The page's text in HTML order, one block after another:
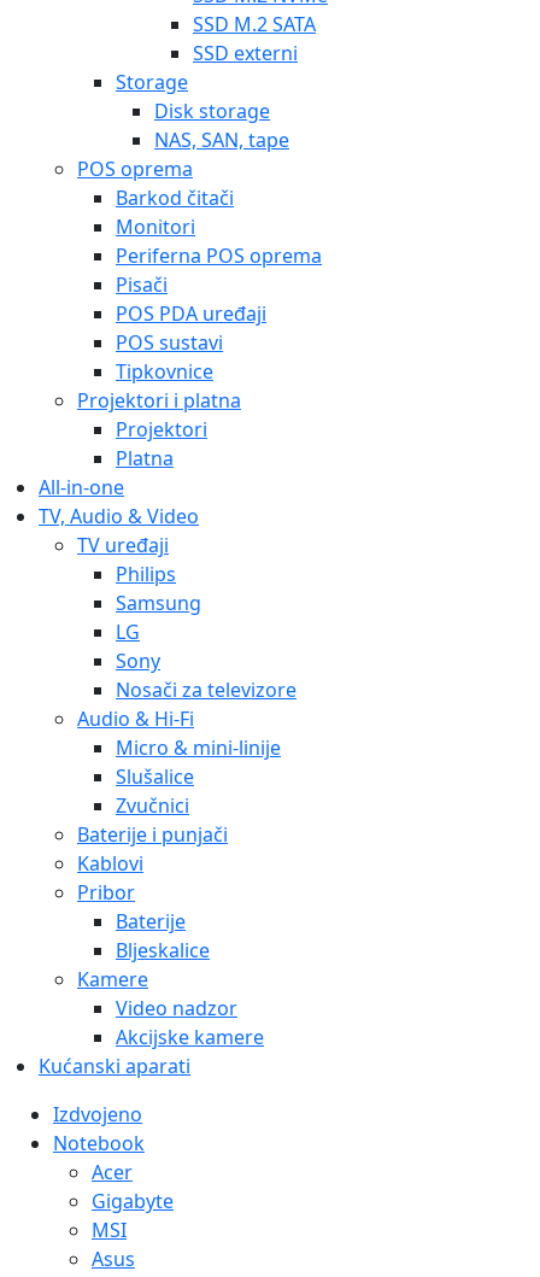
SSD M.2 SATA
SSD externi
Storage
Disk storage
NAS, SAN, tape
POS oprema
Barkod čitači
Monitori
Periferna POS oprema
Pisači
POS PDA uređaji
POS sustavi
Tipkovnice
Projektori i platna
Projektori
Platna
All-in-one
TV, Audio & Video
TV uređaji
Philips
Samsung
LG
Sony
Nosači za televizore
Audio & Hi-Fi
Micro & mini-linije
Slušalice
Zvučnici
Baterije i punjači
Kablovi
Pribor
Baterije
Bljeskalice
Kamere
Video nadzor
Akcijske kamere
Kućanski aparati
Izdvojeno
Notebook
Acer
Gigabyte
MSI
Asus